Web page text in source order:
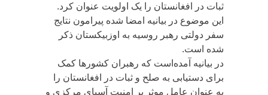
ثبات در افغانستان را یک اولویت عنوان کرد.
این موضوع در بیانیه امضا شده پیرامون نتایج
سفر دولتی رهبر روسیه به اوزبیکستان ذکر
شده است.
در بیانیه آمده‌است که رهبران کشورها کمک
برای دستیابی به صلح و ثبات در افغانستان را
به عنوان عامل موثر بر امنیت آسیای مرکزی و